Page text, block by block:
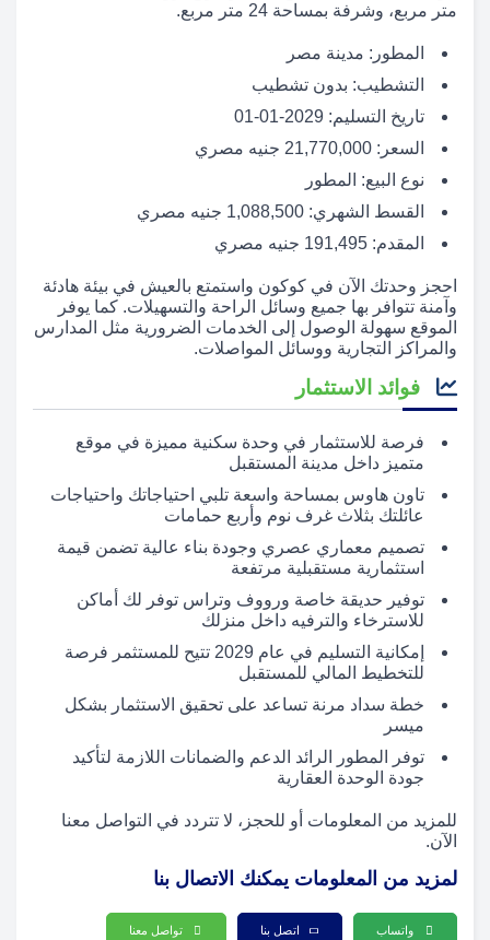
متر مربع، وشرفة بمساحة 24 متر مربع.
المطور: مدينة مصر
التشطيب: بدون تشطيب
تاريخ التسليم: 2029-01-01
السعر: 21,770,000 جنيه مصري
نوع البيع: المطور
القسط الشهري: 1,088,500 جنيه مصري
المقدم: 191,495 جنيه مصري
احجز وحدتك الآن في كوكون واستمتع بالعيش في بيئة هادئة
وآمنة تتوافر بها جميع وسائل الراحة والتسهيلات. كما يوفر
الموقع سهولة الوصول إلى الخدمات الضرورية مثل المدارس
والمراكز التجارية ووسائل المواصلات.
فوائد الاستثمار
فرصة للاستثمار في وحدة سكنية مميزة في موقع
متميز داخل مدينة المستقبل
تاون هاوس بمساحة واسعة تلبي احتياجاتك واحتياجات
عائلتك بثلاث غرف نوم وأربع حمامات
تصميم معماري عصري وجودة بناء عالية تضمن قيمة
استثمارية مستقبلية مرتفعة
توفير حديقة خاصة ورووف وتراس توفر لك أماكن
للاسترخاء والترفيه داخل منزلك
إمكانية التسليم في عام 2029 تتيح للمستثمر فرصة
للتخطيط المالي للمستقبل
خطة سداد مرنة تساعد على تحقيق الاستثمار بشكل
ميسر
توفر المطور الرائد الدعم والضمانات اللازمة لتأكيد
جودة الوحدة العقارية
للمزيد من المعلومات أو للحجز، لا تتردد في التواصل معنا
الآن.
لمزيد من المعلومات يمكنك الاتصال بنا
واتساب اتصل بنا تواصل معنا